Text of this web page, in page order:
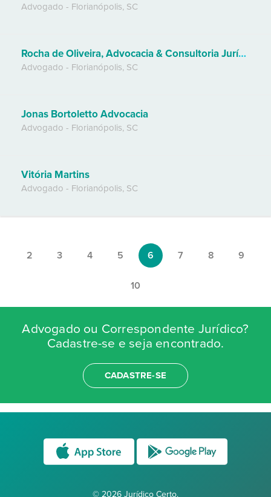
Advogado - Florianópolis, SC
Rocha de Oliveira, Advocacia & Consultoria Jurídica
Advogado - Florianópolis, SC
Jonas Bortoletto Advocacia
Advogado - Florianópolis, SC
Vitória Martins
Advogado - Florianópolis, SC
2 3 4 5 6 7 8 9
10
Advogado ou Correspondente Jurídico?
Cadastre-se e seja encontrado.
CADASTRE-SE
© 2026 Jurídico Certo.